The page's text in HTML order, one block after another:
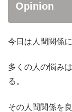
Opinion
今日は人間関係
多くの人の悩み
る。
その人間関係を